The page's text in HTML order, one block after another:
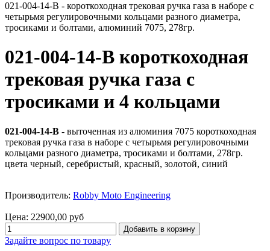
021-004-14-B - короткоходная трековая ручка газа в наборе с
четырьмя регулировочными кольцами разного диаметра,
тросиками и болтами, алюминий 7075, 278гр.
021-004-14-B короткоходная
трековая ручка газа с
тросиками и 4 кольцами
021-004-14-B - выточенная из алюминия 7075 короткоходная
трековая ручка газа в наборе с четырьмя регулировочными
кольцами разного диаметра, тросиками и болтами, 278гр.
цвета черный, серебристый, красный, золотой, синий
Производитель: Robby Moto Engineering
Цена: 22900,00 руб
Задайте вопрос по товару